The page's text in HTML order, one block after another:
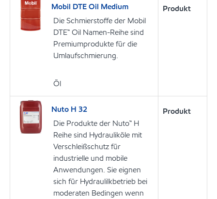
Mobil DTE Oil Medium
Die Schmierstoffe der Mobil
DTE™ Oil Namen-Reihe sind
Premiumprodukte für die
Umlaufschmierung.
Öl
Produkt
Nuto H 32
Die Produkte der Nuto™ H
Reihe sind Hydrauliköle mit
Verschleißschutz für
industrielle und mobile
Anwendungen. Sie eignen
sich für Hydraulilkbetrieb bei
moderaten Bedingen wenn
Produkt